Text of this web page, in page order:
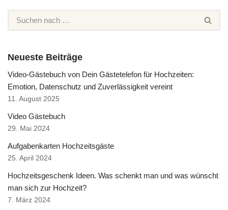
Neueste Beiträge
Video-Gästebuch von Dein Gästetelefon für Hochzeiten:
Emotion, Datenschutz und Zuverlässigkeit vereint
11. August 2025
Video Gästebuch
29. Mai 2024
Aufgabenkarten Hochzeitsgäste
25. April 2024
Hochzeitsgeschenk Ideen. Was schenkt man und was wünscht
man sich zur Hochzeit?
7. März 2024